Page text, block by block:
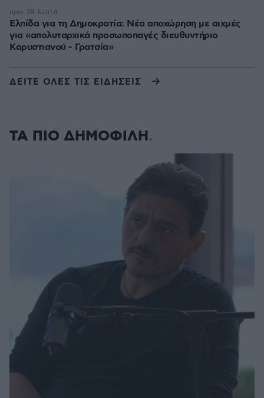
Ελπίδα για τη Δημοκρατία: Νέα αποχώρηση με αιχμές
για «απολυταρχικά προσωποπαγές διευθυντήριο
Καρυστιανού - Γρατσία»
πριν 38 λεπτά
ΔΕΙΤΕ ΟΛΕΣ ΤΙΣ ΕΙΔΗΣΕΙΣ
ΤΑ ΠΙΟ ΔΗΜΟΦΙΛΗ